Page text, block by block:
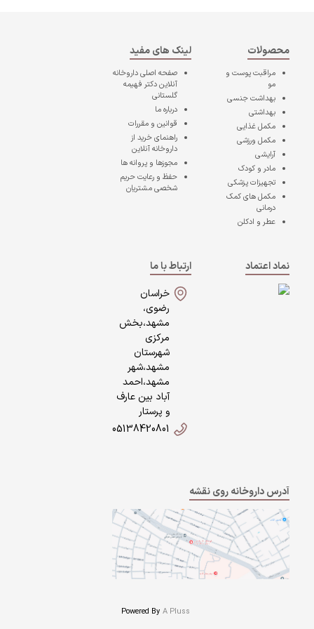
محصولات
مراقبت پوست و
مو
بهداشت جنسی
بهداشتی
مکمل غذایی
مکمل ورزشی
آرایشی
مادر و کودک
تجهیزات پزشکی
مکمل های کمک
درمانی
عطر و ادکلن
لینک های مفید
صفحه اصلیداروخانه
آنلاین دکتر فهیمه
گلستانی
درباره ما
قوانین و مقررات
راهنمای خرید از
داروخانه آنلاین
مجوزها و پروانه ها
حفظ و رعایت حریم
شخصی مشتریان
نماد اعتماد
ارتباط با ما
خراسان
رضوی،
مشهد،بخش
مرکزی
شهرستان
مشهد،شهر
مشهد،احمد
آباد بین عارف
و پرستار
05138420801
آدرس داروخانه روی نقشه
A Pluss
Powered By